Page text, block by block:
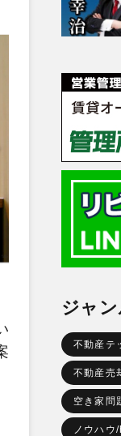
ジャ
不動産テ
不動産売
空き家問
ノウハ